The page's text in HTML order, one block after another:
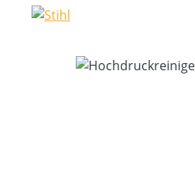
Bildergalerie überspringen